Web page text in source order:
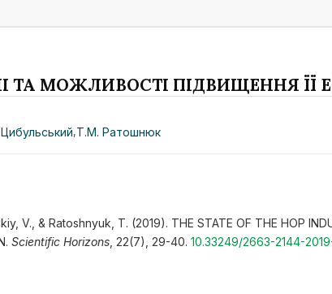
ТА МОЖЛИВОСТІ ПІДВИЩЕННЯ ЇЇ
,Т.М. Ратошнюк
V., & Ratoshnyuk, T. (2019). THE STATE OF THE HOP
Scientific Horizons, 22(7), 29-40. 10.33249/2663-2144-